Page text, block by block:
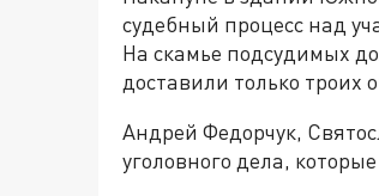
судебный процесс над
На скамье подсудимых
доставили только троих
Андрей Федорчук,
уголовного дела,